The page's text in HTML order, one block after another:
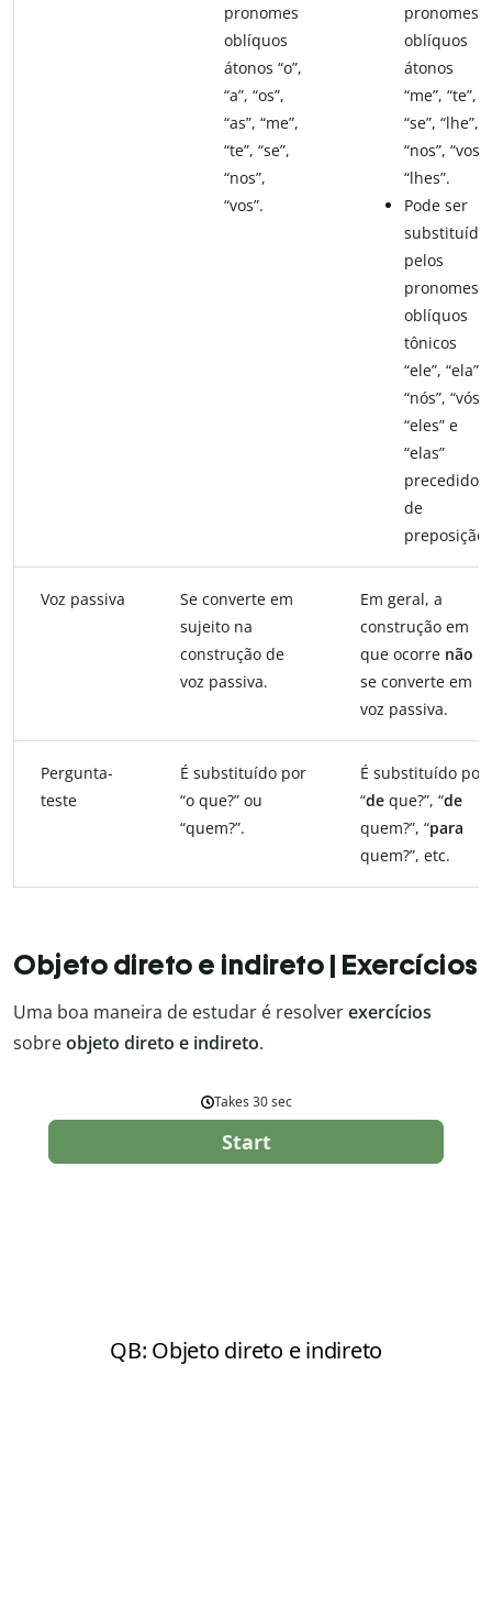
pronomes
oblíquos
átonos “o”,
“a”, “os”,
“as”, “me”,
“te”, “se”,
“nos”,
“vos”.
pronomes
oblíquos
átonos
“me”, “te”,
“se”, “lhe”,
“nos”, “vos”,
“lhes”.
Pode ser
substituído
pelos
pronomes
oblíquos
tônicos
“ele”, “ela”,
“nós”, “vós”,
“eles” e
“elas”
precedidos
de
preposição.
Voz passiva
Se converte em
sujeito na
construção de
voz passiva.
Em geral, a
construção em
que ocorre não
se converte em
voz passiva.
Pergunta-
teste
É substituído por
“o que?” ou
“quem?”.
É substituído por
“de que?”, “de
quem?”, “para
quem?”, etc.
Objeto direto e indireto | Exercícios
Uma boa maneira de estudar é resolverexercícios
sobreobjeto direto e indireto.